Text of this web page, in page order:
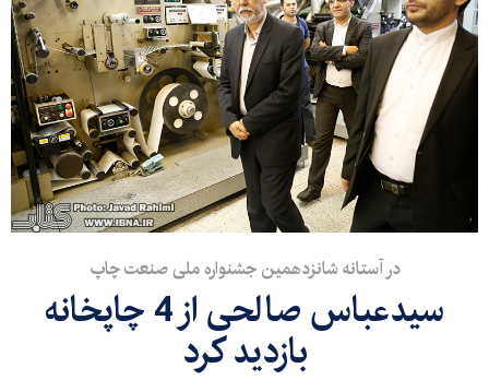
در آستانه شانزدهمین جشنواره ملی صنعت چاپ
سیدعباس صالحی از 4 چاپخانه
بازدید کرد